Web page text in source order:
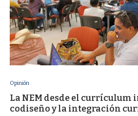
Opinión
La NEM desde el currículum
codiseño y la integración